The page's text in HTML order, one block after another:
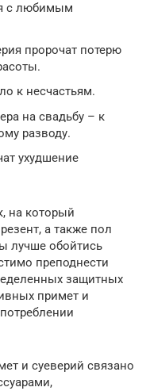
с любимым
пророчат потерю
к несчастьям.
на свадьбу – к
разводу.
ухудшение
на который
а также пол
лучше обойтись
преподнести
защитных
примет и
и суеверий связано